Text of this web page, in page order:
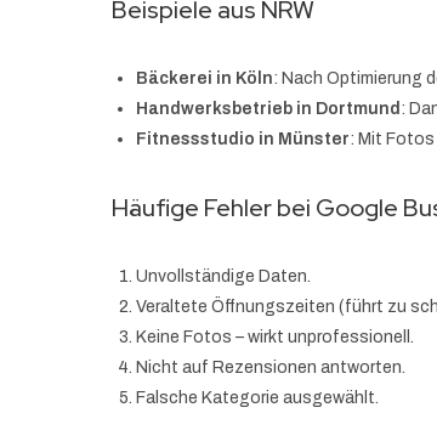
Beispiele aus NRW
Bäckerei in Köln: Nach Optimierung
Handwerksbetrieb in Dortmund :
Fitnessstudio in Münster: Mit
Häufige Fehler bei Google
Unvollständige Daten.
Veraltete Öffnungszeiten (führt zu
Keine Fotos – wirkt unprofessionell.
Nicht auf Rezensionen antworten.
Falsche Kategorie ausgewählt.